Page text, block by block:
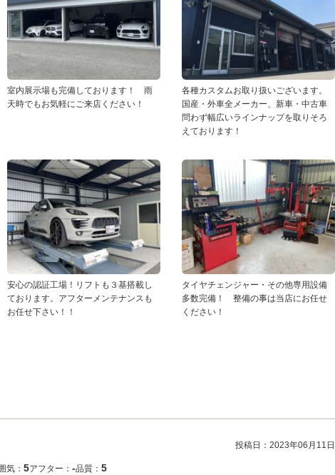
室内展示場も完備しております！ 雨
天時でもお気軽にご来店ください！
各種カスタムお取り扱いございます。
国産・外車全メーカー、新車・中古車
問わず幅広いラインナップを取りそろ
えております！
安心の認証工場！リフトも３基搭載し
ております。アフターメンテナンスも
お任せ下さい！！
タイヤチェンジャー・その他専用設備
多数完備！ 整備の事は当店にお任せ
ください！
投稿日： 2023年06月11日
気： 5アフター： ‐品質： 5